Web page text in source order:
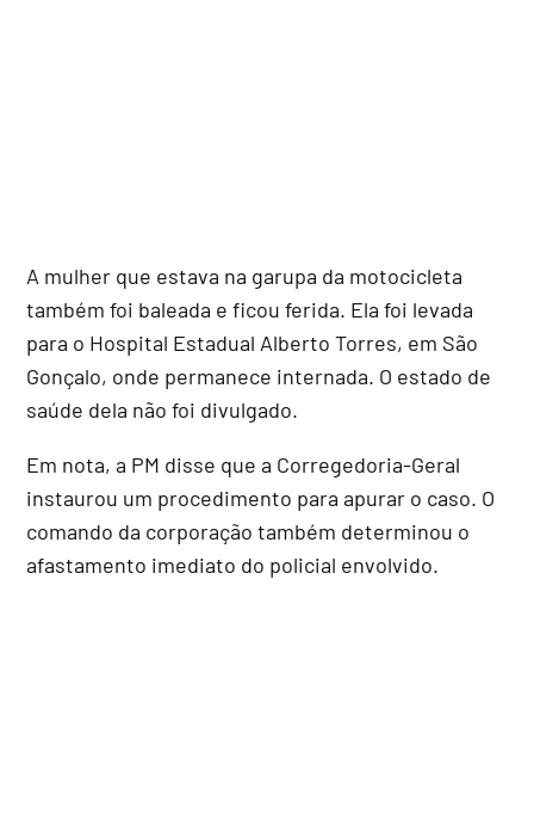
A mulher que estava na garupa da motocicleta
também foi baleada e ficou ferida. Ela foi levada
para o Hospital Estadual Alberto Torres, em São
Gonçalo, onde permanece internada. O estado de
saúde dela não foi divulgado.
Em nota, a PM disse que a Corregedoria-Geral
instaurou um procedimento para apurar o caso. O
comando da corporação também determinou o
afastamento imediato do policial envolvido.